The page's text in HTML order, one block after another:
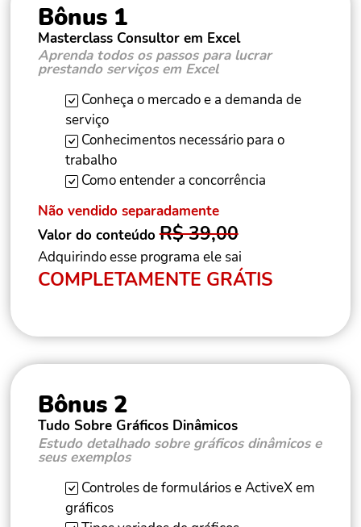
Bônus 1
Masterclass Consultor em Excel
Aprenda todos os passos para lucrar
prestando serviços em Excel
Conheça o mercado e a demanda de
serviço
Conhecimentos necessário para o
trabalho
Como entender a concorrência
Não vendido separadamente
Valor do conteúdoR$ 39,00
Adquirindo esse programa ele sai
COMPLETAMENTE GRÁTIS
Bônus 2
Tudo Sobre Gráficos Dinâmicos
Estudo detalhado sobre gráficos dinâmicos e
seus exemplos
Controles de formulários e ActiveX em
gráficos